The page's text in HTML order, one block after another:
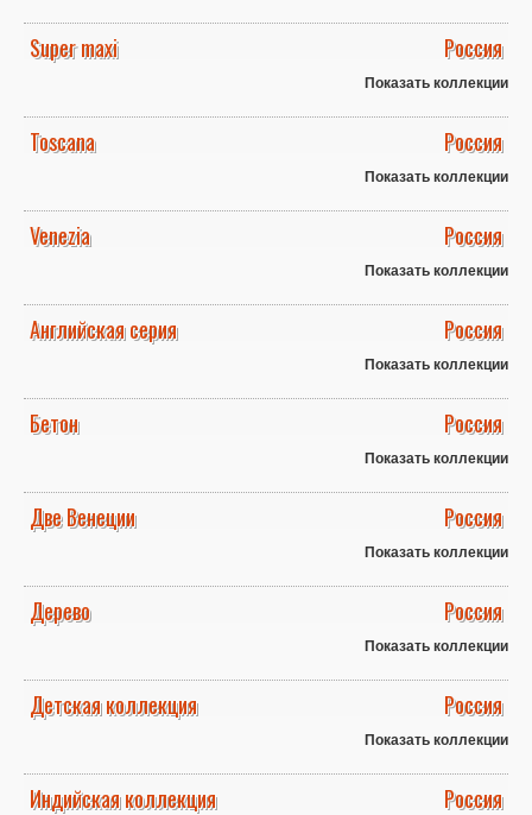
Super maxi Россия
Показать коллекции
Toscana Россия
Показать коллекции
Venezia Россия
Показать коллекции
Английская серия Россия
Показать коллекции
Бетон Россия
Показать коллекции
Две Венеции Россия
Показать коллекции
Дерево Россия
Показать коллекции
Детская коллекция Россия
Показать коллекции
Индийская коллекция Россия